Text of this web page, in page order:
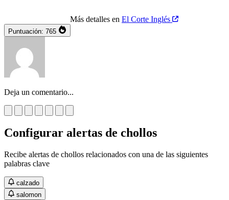
Más detalles en El Corte Inglés
Puntuación: 765
Deja un comentario...
Configurar alertas de chollos
Recibe alertas de chollos relacionados con una de las siguientes
palabras clave
calzado
salomon